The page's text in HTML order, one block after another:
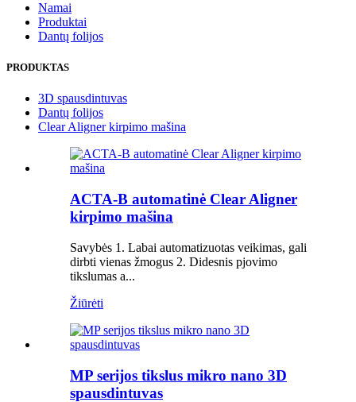
Namai
Produktai
Dantų folijos
PRODUKTAS
3D spausdintuvas
Dantų folijos
Clear Aligner kirpimo mašina
ACTA-B automatinė Clear Aligner
kirpimo mašina
Savybės 1. Labai automatizuotas veikimas, gali
dirbti vienas žmogus 2. Didesnis pjovimo
tikslumas a...
Žiūrėti
MP serijos tikslus mikro nano 3D
spausdintuvas